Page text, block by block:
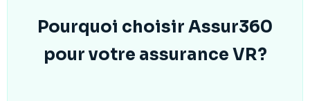
Pourquoi choisir Assur360
pour votre assurance VR?